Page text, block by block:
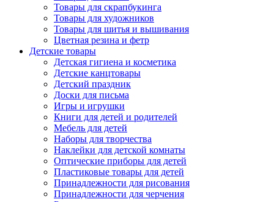
Товары для скрапбукинга
Товары для художников
Товары для шитья и вышивания
Цветная резина и фетр
Детские товары
Детская гигиена и косметика
Детские канцтовары
Детский праздник
Доски для письма
Игры и игрушки
Книги для детей и родителей
Мебель для детей
Наборы для творчества
Наклейки для детской комнаты
Оптические приборы для детей
Пластиковые товары для детей
Принадлежности для рисования
Принадлежности для черчения